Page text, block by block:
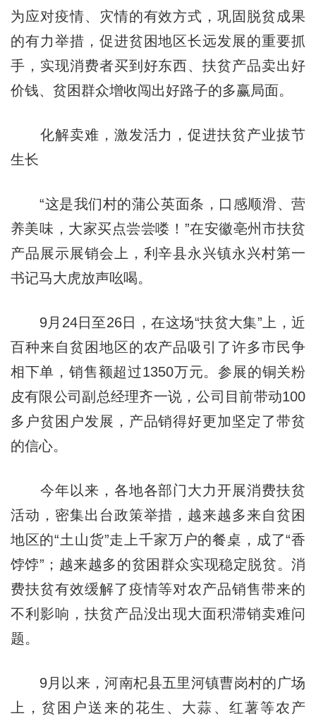
为应对疫情、灾情的有效方式，巩固脱贫成果
的有力举措，促进贫困地区长远发展的重要抓
手，实现消费者买到好东西、扶贫产品卖出好
价钱、贫困群众增收闯出好路子的多赢局面。
化解卖难，激发活力，促进扶贫产业拔节
生长
“这是我们村的蒲公英面条，口感顺滑、营
养美味，大家买点尝尝喽！”在安徽亳州市扶贫
产品展示展销会上，利辛县永兴镇永兴村第一
书记马大虎放声吆喝。
9月24日至26日，在这场“扶贫大集”上，近
百种来自贫困地区的农产品吸引了许多市民争
相下单，销售额超过1350万元。参展的铜关粉
皮有限公司副总经理齐一说，公司目前带动100
多户贫困户发展，产品销得好更加坚定了带贫
的信心。
今年以来，各地各部门大力开展消费扶贫
活动，密集出台政策举措，越来越多来自贫困
地区的“土山货”走上千家万户的餐桌，成了“香
饽饽”；越来越多的贫困群众实现稳定脱贫。消
费扶贫有效缓解了疫情等对农产品销售带来的
不利影响，扶贫产品没出现大面积滞销卖难问
题。
9月以来，河南杞县五里河镇曹岗村的广场
上，贫困户送来的花生、大蒜、红薯等农产